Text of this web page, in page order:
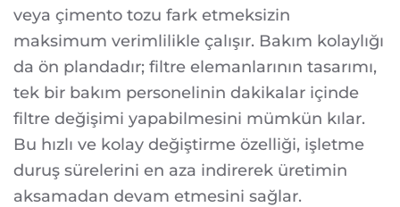
veya çimento tozu fark etmeksizin
maksimum verimlilikle çalışır. Bakım kolaylığı
da ön plandadır; filtre elemanlarının tasarımı,
tek bir bakım personelinin dakikalar içinde
filtre değişimi yapabilmesini mümkün kılar.
Bu hızlı ve kolay değiştirme özelliği, işletme
duruş sürelerini en aza indirerek üretimin
aksamadan devam etmesini sağlar.